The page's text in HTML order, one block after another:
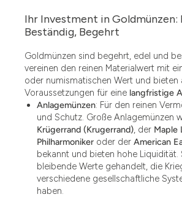
Ihr Investment in Goldmünzen:
Beständig, Begehrt
Goldmünzen sind begehrt, edel und
vereinen den reinen Materialwert mit
oder numismatischen Wert und bieten
Voraussetzungen für eine langfristige
Anlagemünzen: Für den reinen
und Schutz. Große Anlagemünzen
Krügerrand (Krugerrand), der Maple
Philharmoniker oder der American
bekannt und bieten hohe Liquidität.
bleibende Werte gehandelt, die
verschiedene gesellschaftliche
haben.